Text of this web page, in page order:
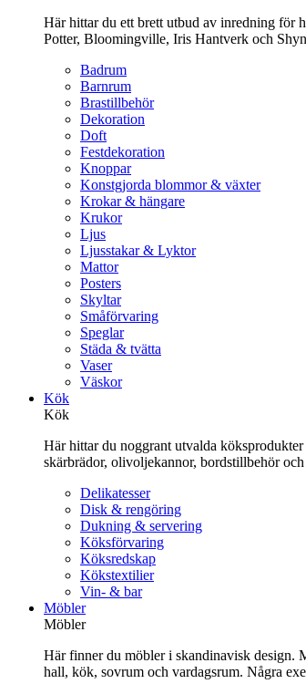
Här hittar du ett brett utbud av inredning för
Potter, Bloomingville, Iris Hantverk och
Badrum
Barnrum
Brastillbehör
Dekoration
Doft
Festdekoration
Knoppar
Konstgjorda blommor & växter
Krokar & hängare
Krukor
Ljus
Ljusstakar & Lyktor
Mattor
Posters
Skyltar
Småförvaring
Speglar
Städa & tvätta
Vaser
Väskor
Kök
Kök
Här hittar du noggrant utvalda
skärbrädor, olivoljekannor, bordstillbehör
Delikatesser
Disk & rengöring
Dukning & servering
Köksförvaring
Köksredskap
Kökstextilier
Vin- & bar
Möbler
Möbler
Här finner du möbler i skandinavisk design.
hall, kök, sovrum och vardagsrum. Några